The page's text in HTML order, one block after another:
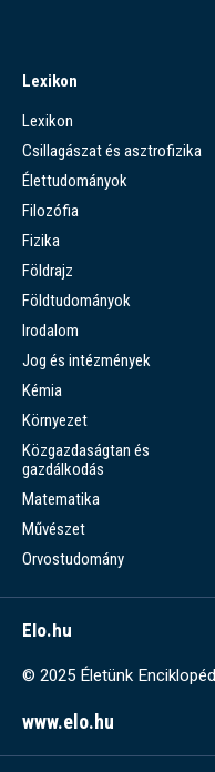
Lexikon
Lexikon
Csillagászat és asztrofizika
Élettudományok
Filozófia
Fizika
Földrajz
Földtudományok
Irodalom
Jog és intézmények
Kémia
Környezet
Közgazdaságtan és
gazdálkodás
Matematika
Művészet
Orvostudomány
Elo.hu
© 2025 Életünk
www.elo.hu